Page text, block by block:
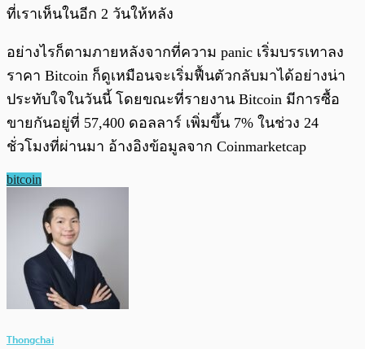
ที่เราเห็นในอีก 2 วันให้หลัง
อย่างไรก็ตามภายหลังจากที่ความ panic เริ่มบรรเทาลง
ราคา Bitcoin ก็ดูเหมือนจะเริ่มฟื้นตัวกลับมาได้อย่างน่า
ประทับใจในวันนี้ โดยขณะที่รายงาน Bitcoin มีการซื้อ
ขายกันอยู่ที่ 57,400 ดอลลาร์ เพิ่มขึ้น 7% ในช่วง 24
ชั่วโมงที่ผ่านมา อ้างอิงข้อมูลจาก Coinmarketcap
bitcoin
Thongchai